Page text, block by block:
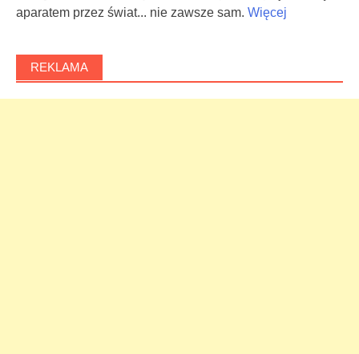
aparatem przez świat... nie zawsze sam. Więcej
REKLAMA